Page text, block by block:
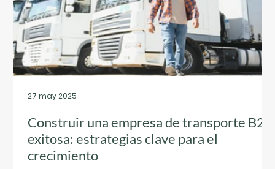
Construir una empresa de transporte B2B
exitosa: estrategias clave para el
crecimiento
27 may 2025